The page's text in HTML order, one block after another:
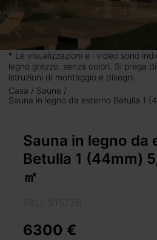
* Le visualizzazioni e i video sono
legno grezzo, senza colori. Si prega
istruzioni di montaggio e disegni.
Casa
Saune
Sauna in legno da esterno Betulla 1
Sauna in legno da
Betulla 1 (44mm)
㎡
6300 €
x
cerchi
puoi